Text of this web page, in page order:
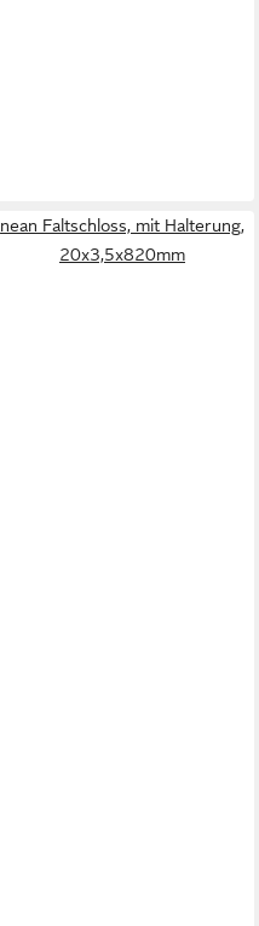
nean Faltschloss, mit Halterung,
20x3,5x820mm